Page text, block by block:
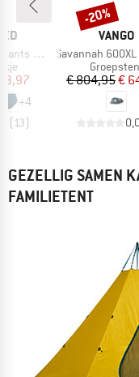
Slite
prijs
+4
( 13)
MERK
VANGO
Artikel
Savannah 600XL
Prijs
€ 804,95€
0,0
Korting
-20%
GEZELLIG SAMEN
FAMILIETENT